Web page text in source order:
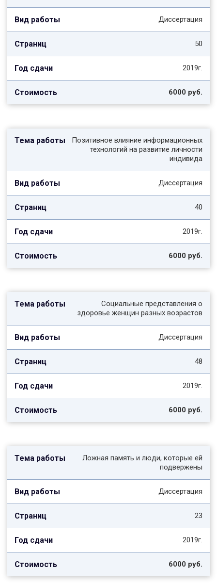
Диссертация
50
2019г.
6000 руб.
Позитивное влияние информационных
технологий на развитие личности
индивида
Диссертация
40
2019г.
6000 руб.
Социальные представления о
здоровье женщин разных возрастов
Диссертация
48
2019г.
6000 руб.
Ложная память и люди, которые ей
подвержены
Диссертация
23
2019г.
6000 руб.